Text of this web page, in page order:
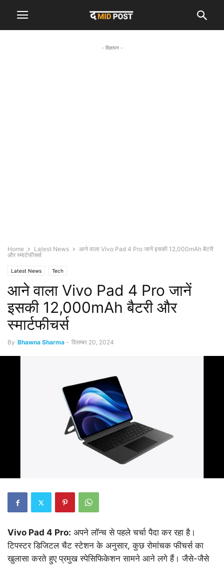
- विज्ञापन -
Home Latest News
आने वाला Vivo Pad 4 Pro जानें इसकी 12,000mAh बैटरी
और स्मार्टफीचर्स
Latest News Tech
आने वाला Vivo Pad 4 Pro जानें
इसकी 12,000mAh बैटरी और
स्मार्टफीचर्स
By Bhawna Sharma - दिसम्बर 20, 2024
Vivo Pad 4 Pro: अपने लॉन्च से पहले चर्चा पैदा कर रहा है।
टिपस्टर डिजिटल चैट स्टेशन के अनुसार, कुछ रोमांचक फीचर्स का
खुलासा करते हुए प्रमुख स्पेसिफिकेशन सामने आने लगे हैं। जैसे-जैसे